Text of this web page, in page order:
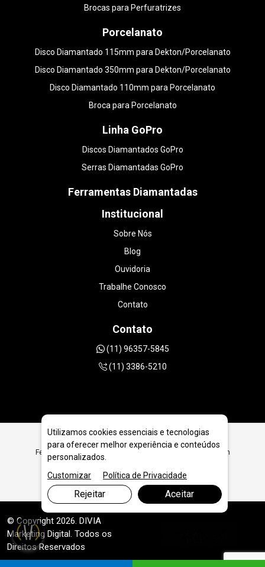
Brocas para Perfuratrizes
Porcelanato
Disco Diamantado 115mm para Dekton/Porcelanato
Disco Diamantado 350mm para Dekton/Porcelanato
Disco Diamantado 110mm para Porcelanato
Broca para Porcelanato
Linha GoPro
Discos Diamantados GoPro
Serras Diamantadas GoPro
Ferramentas Diamantadas
Institucional
Sobre Nós
Blog
Ouvidoria
Trabalhe Conosco
Contato
Contato
(11) 96357-5845
(11) 3386-5210
Ferramentas Diamantadas para Prestadores de Serviço em
© Copyright 2026. DIVIA
Marketing Digital. Todos os
Direitos Reservados
Utilizamos cookies essenciais e tecnologias
para oferecer melhor experiência e conteúdos
personalizados.
Customizar
Política de Privacidade
Rejeitar Aceitar